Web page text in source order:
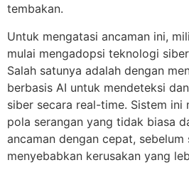
tembakan.
Untuk mengatasi ancaman ini,
mulai mengadopsi teknologi
Salah satunya adalah dengan
berbasis AI untuk mendeteksi
siber secara real-time. Sistem ini
pola serangan yang tidak biasa
ancaman dengan cepat, sebelum
menyebabkan kerusakan yang